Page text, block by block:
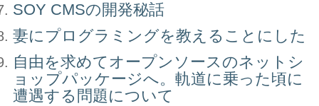
SOY CMSの開発秘話
妻にプログラミングを教えることにした
自由を求めてオープンソースのネットシ
ョップパッケージへ。軌道に乗った頃に
遭遇する問題について